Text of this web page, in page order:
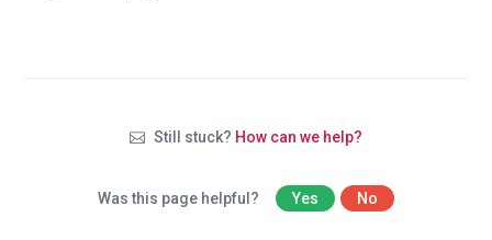
Still stuck? How can we help?
Was this page helpful? Yes No